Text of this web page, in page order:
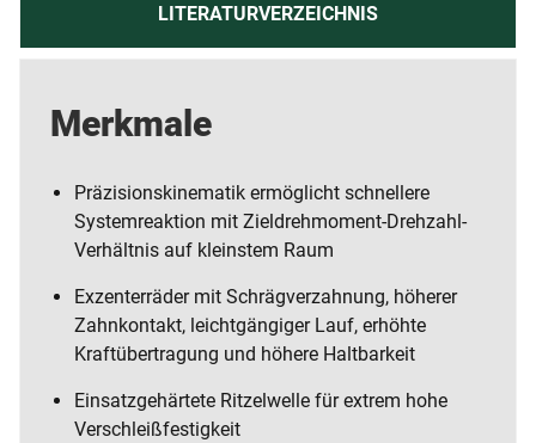
LITERATURVERZEICHNIS
Merkmale
Präzisionskinematik ermöglicht schnellere
Systemreaktion mit Zieldrehmoment-Drehzahl-
Verhältnis auf kleinstem Raum
Exzenterräder mit Schrägverzahnung, höherer
Zahnkontakt, leichtgängiger Lauf, erhöhte
Kraftübertragung und höhere Haltbarkeit
Einsatzgehärtete Ritzelwelle für extrem hohe
Verschleißfestigkeit